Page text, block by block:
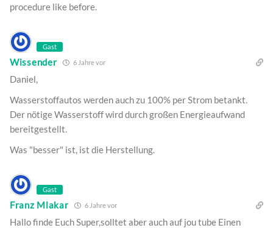
procedure like before.
Gast
Wissender 6 Jahre vor
Daniel,
Wasserstoffautos werden auch zu 100% per Strom betankt.
Der nötige Wasserstoff wird durch großen Energieaufwand
bereitgestellt.
Was "besser" ist, ist die Herstellung.
Gast
Franz Mlakar 6 Jahre vor
Hallo finde Euch Super,solltet aber auch auf jou tube Einen